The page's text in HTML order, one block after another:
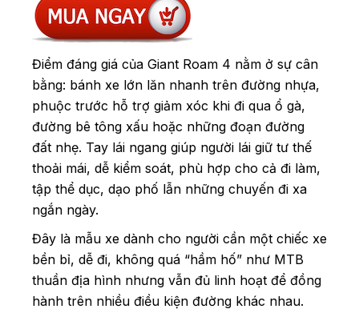
Điểm đáng giá của Giant Roam 4 nằm ở sự cân
bằng: bánh xe lớn lăn nhanh trên đường nhựa,
phuộc trước hỗ trợ giảm xóc khi đi qua ổ gà,
đường bê tông xấu hoặc những đoạn đường
đất nhẹ. Tay lái ngang giúp người lái giữ tư thế
thoải mái, dễ kiểm soát, phù hợp cho cả đi làm,
tập thể dục, dạo phố lẫn những chuyến đi xa
ngắn ngày.
Đây là mẫu xe dành cho người cần một chiếc xe
bền bỉ, dễ đi, không quá “hầm hố” như MTB
thuần địa hình nhưng vẫn đủ linh hoạt để đồng
hành trên nhiều điều kiện đường khác nhau.